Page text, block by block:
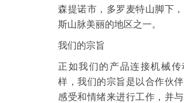
森提诺市，多罗麦特山脚下
斯山脉美丽的地区之一。
我们的宗旨
正如我们的产品连接机械传
样，我们的宗旨是以合作伙伴
感受和情绪来进行工作，并